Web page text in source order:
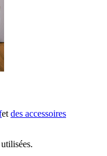
et des accessoires